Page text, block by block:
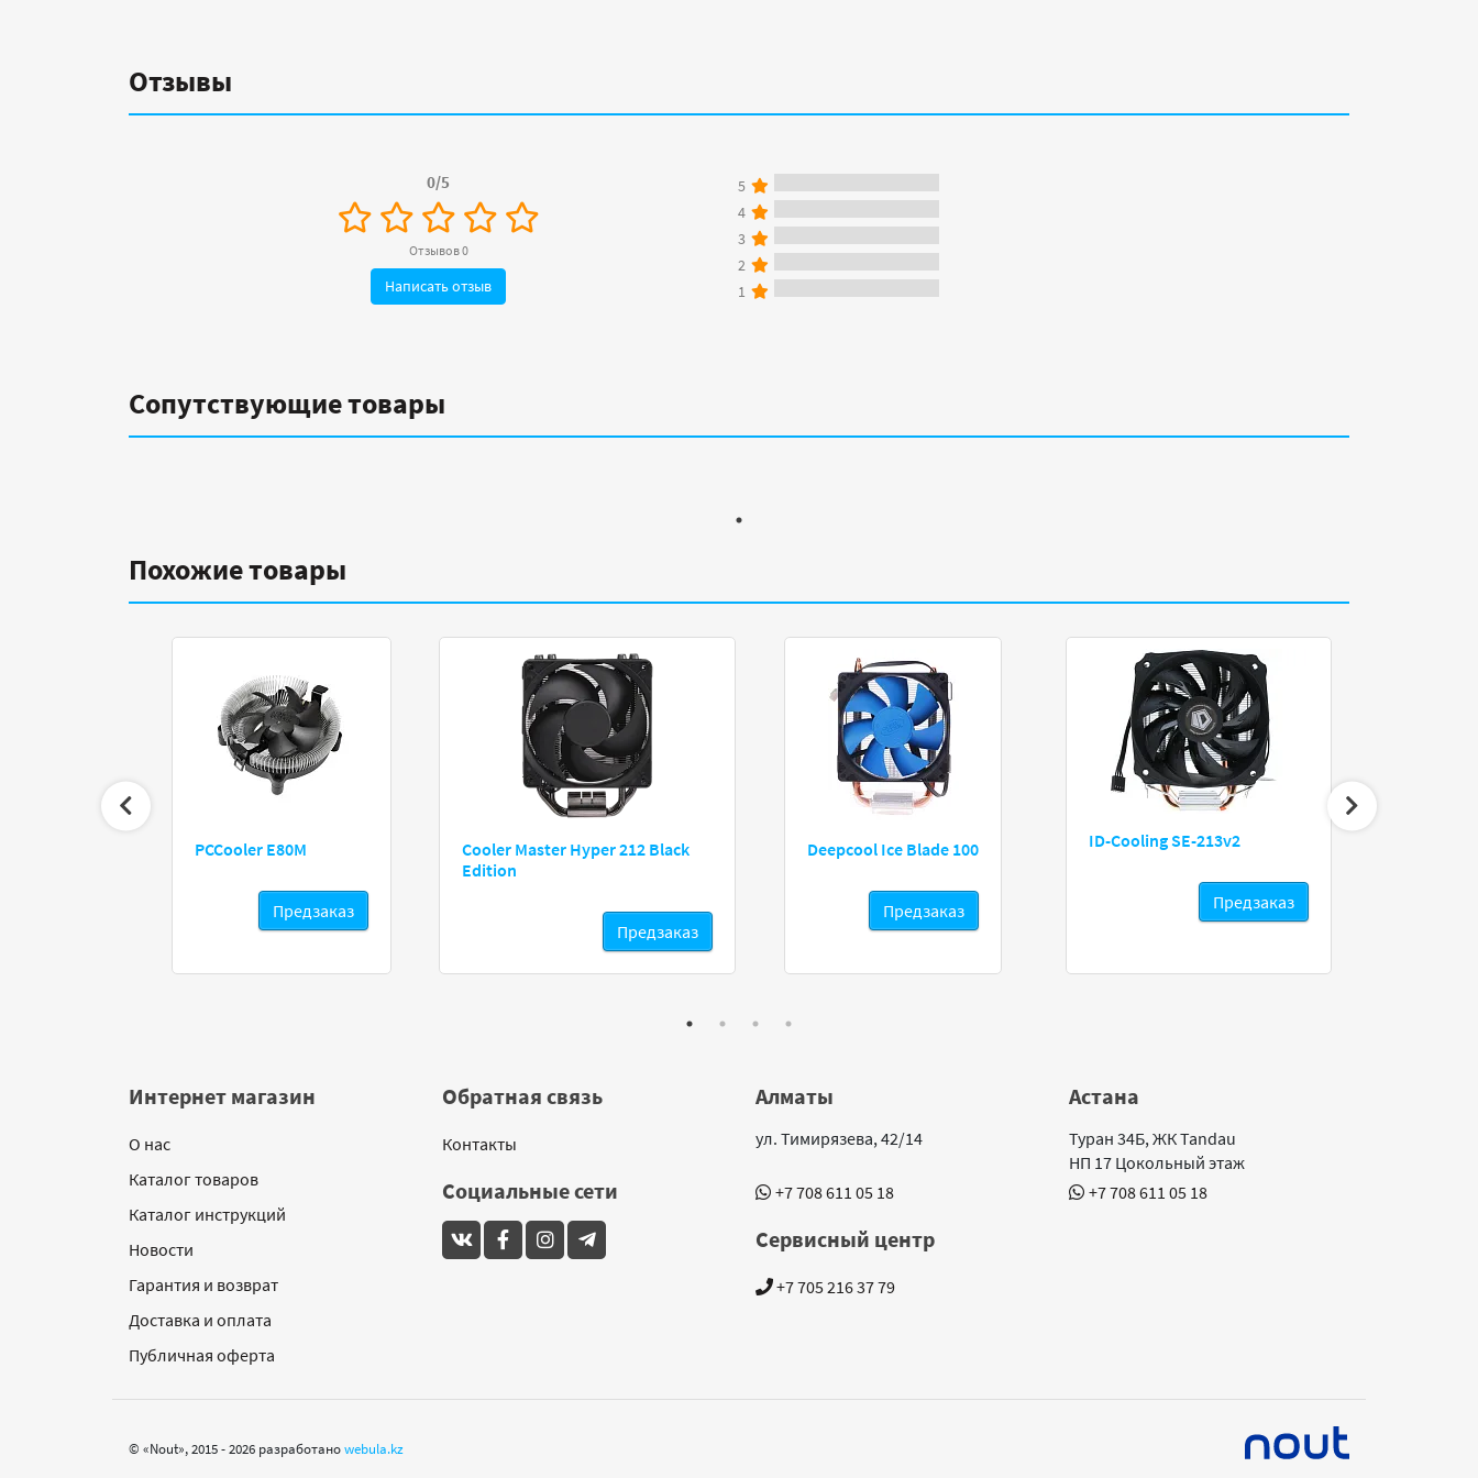
Отзывы
0/5
Отзывов 0
Написать отзыв
5
4
3
2
1
Сопутствующие товары
Похожие товары
PCCooler E80M
Предзаказ
Cooler Master Hyper 212 Black
Edition
Предзаказ
Deepcool Ice Blade 100
Предзаказ
ID-Cooling SE-213v2
Предзаказ
Интернет магазин
О нас
Каталог товаров
Каталог инструкций
Новости
Гарантия и возврат
Доставка и оплата
Публичная оферта
Обратная связь
Контакты
Социальные сети
Алматы
ул. Тимирязева, 42/14
+7 708 611 05 18
Астана
Туран 34Б, ЖК Tandau
НП 17 Цокольный этаж
+7 708 611 05 18
Сервисный центр
+7 705 216 37 79
© «Nout», 2015 - 2026 разработаноwebula.kz